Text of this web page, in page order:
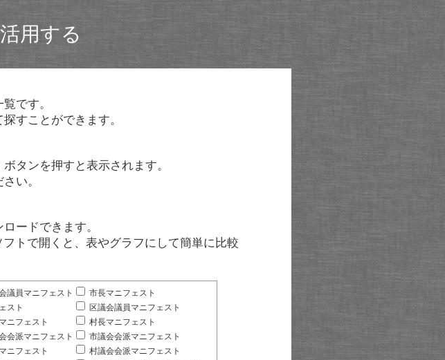
用する
です。
すことができます。
タンを押すと表示されます。
い。
ードできます。
トで開くと、表やグラフにして簡単に比較
議員マニフェスト
市長マニフェスト
スト
区議会議員マニフェスト
ニフェスト
村長マニフェスト
会派マニフェスト
市議会会派マニフェスト
ニフェスト
村議会会派マニフェスト